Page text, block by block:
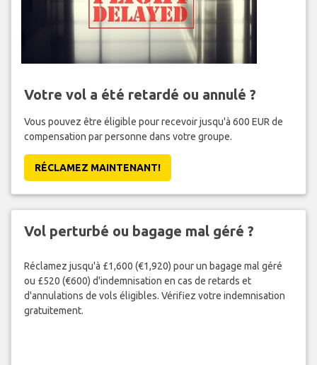
Votre vol a été retardé ou annulé ?
Vous pouvez être éligible pour recevoir jusqu'à 600 EUR de
compensation par personne dans votre groupe.
RÉCLAMEZ MAINTENANT!
Vol perturbé ou bagage mal géré ?
Réclamez jusqu'à £1,600 (€1,920) pour un bagage mal géré
ou £520 (€600) d'indemnisation en cas de retards et
d'annulations de vols éligibles. Vérifiez votre indemnisation
gratuitement.